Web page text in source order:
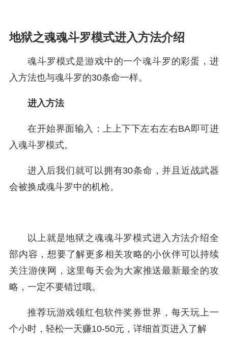
地狱之魂魂斗罗模式进入方法介绍
魂斗罗模式是游戏中的一个魂斗罗的彩蛋，进
入方法也与魂斗罗的30条命一样。
进入方法
在开始界面输入：上上下下左右左右BA即可进
入魂斗罗模式。
进入后我们就可以拥有30条命，并且近战武器
会被换成魂斗罗中的机枪。
以上就是地狱之魂魂斗罗模式进入方法介绍全
部内容，想要了解更多相关攻略的小伙伴可以持续
关注游侠网，这里每天会为大家推送最新最全的攻
略，一定不要错过哦。
推荐玩游戏领红包软件奖券世界，每天玩上一
个小时，轻松一天赚10-50元，详细首页进入了解